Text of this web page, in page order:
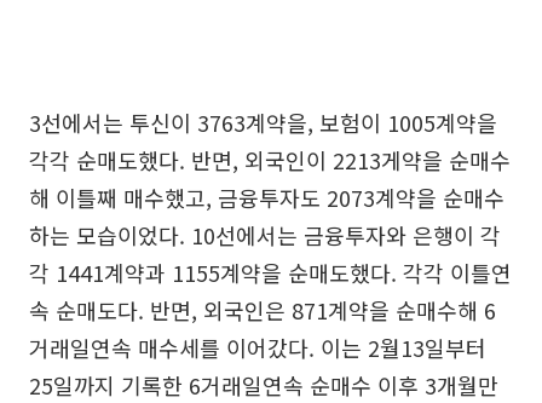
3선에서는 투신이 3763계약을, 보험이 1005계약을
각각 순매도했다. 반면, 외국인이 2213게약을 순매수
해 이틀째 매수했고, 금융투자도 2073계약을 순매수
하는 모습이었다. 10선에서는 금융투자와 은행이 각
각 1441계약과 1155계약을 순매도했다. 각각 이틀연
속 순매도다. 반면, 외국인은 871계약을 순매수해 6
거래일연속 매수세를 이어갔다. 이는 2월13일부터
25일까지 기록한 6거래일연속 순매수 이후 3개월만